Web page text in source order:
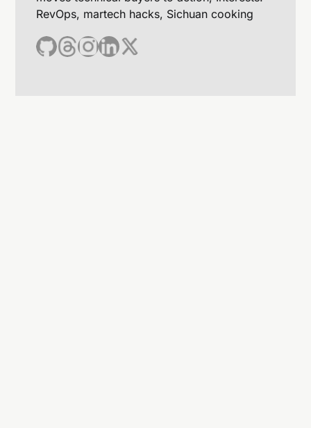
RevOps, martech hacks, Sichuan cooking